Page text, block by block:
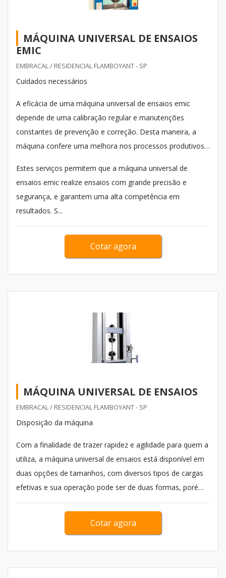
MÁQUINA UNIVERSAL DE ENSAIOS
EMIC
EMBRACAL / RESIDENCIAL FLAMBOYANT - SP
Cuidados necessários
A eficácia de uma máquina universal de ensaios emic
depende de uma calibração regular e manutenções
constantes de prevenção e correção. Desta maneira, a
máquina confere uma melhora nos processos produtivos
Estes serviços permitem que a máquina universal de
ensaios emic realize ensaios com grande precisão e
segurança, e garantem uma alta competência em
resultados. S...
Cotar agora
MÁQUINA UNIVERSAL DE ENSAIOS
EMBRACAL / RESIDENCIAL FLAMBOYANT - SP
Disposição da máquina
Com a finalidade de trazer rapidez e agilidade para quem a
utiliza, a máquina universal de ensaios está disponível em
duas opções de tamanhos, com diversos tipos de cargas
efetivas e sua operação pode ser de duas formas, porém
com a aplicação diferenciada, sendo estas:
eletromecânica, que funciona através de um motor
elétrico de velocidade variável, ou hidráulica, que é
Cotar agora